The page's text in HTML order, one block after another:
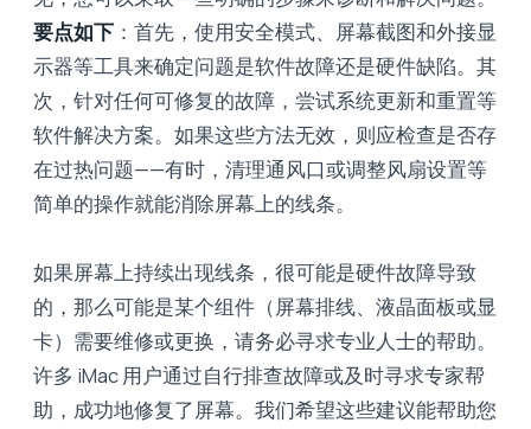
要点如下 ：首先，使用安全模式、屏幕截图和外接显
示器等工具来确定问题是软件故障还是硬件缺陷。其
次，针对任何可修复的故障，尝试系统更新和重置等
软件解决方案。如果这些方法无效，则应检查是否存
在过热问题——有时，清理通风口或调整风扇设置等
简单的操作就能消除屏幕上的线条。
如果屏幕上持续出现线条，很可能是硬件故障导致
的，那么可能是某个组件（屏幕排线、液晶面板或显
卡）需要维修或更换，请务必寻求专业人士的帮助。
许多 iMac 用户通过自行排查故障或及时寻求专家帮
助，成功地修复了屏幕。我们希望这些建议能帮助您